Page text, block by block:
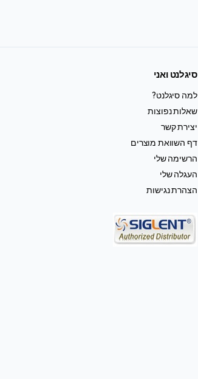
סיגלנט ואני
למה סיגלנט?
שאלות נפוצות
יצירת קשר
דף השוואת מוצרים
הרשימה שלי
העגלה שלי
הצהרת נגישות